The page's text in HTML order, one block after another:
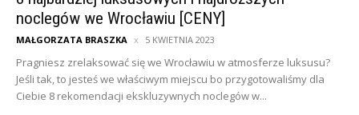
noclegów we Wrocławiu [CENY]
MAŁGORZATA BRASZKA 5 KWIETNIA 2023
Pragniesz zrelaksować się we Wrocławiu w atmosferze luksusu?
Jeśli tak, to jesteś we właściwym miejscu bo przygotowaliśmy dla
Ciebie 8 rekomendacji ekskluzywnych noclegów w...